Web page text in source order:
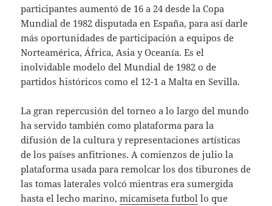
participantes aumentó de 16 a 24 desde la Copa
Mundial de 1982 disputada en España, para así darle
más oportunidades de participación a equipos de
Norteamérica, África, Asia y Oceanía. Es el
inolvidable modelo del Mundial de 1982 o de
partidos históricos como el 12-1 a Malta en Sevilla.
La gran repercusión del torneo a lo largo del mundo
ha servido también como plataforma para la
difusión de la cultura y representaciones artísticas
de los países anfitriones. A comienzos de julio la
plataforma usada para remolcar los dos tiburones de
las tomas laterales volcó mientras era sumergida
hasta el lecho marino,micamiseta futbol lo que